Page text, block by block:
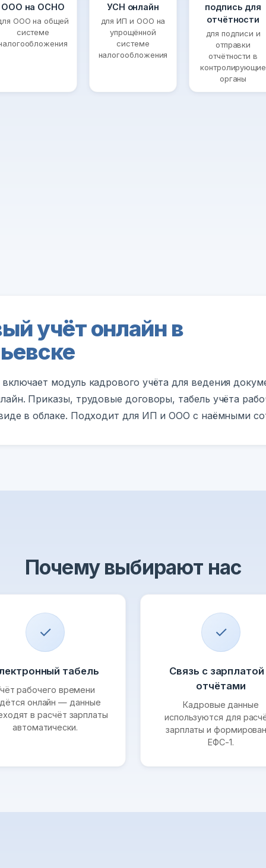
ООО на ОСНО
ООО на общей
системе
УСН онлайн
для ИП и ООО на
упрощённой
системе
налогообложения
подпись для
отчётности
для подписи и
отправки
отчётности в
контролирующие
органы
учёт онлайн в
модуль кадрового учёта для ведения
Приказы, трудовые договоры, табель учёта
в облаке. Подходит для ИП и ООО с наёмными
Почему выбирают нас
✓
табель
рабочего времени
онлайн — данные
в расчёт зарплаты
автоматически.
✓
Связь с зарплатой
отчётами
Кадровые данные
используются для
зарплаты и
ЕФС-1.